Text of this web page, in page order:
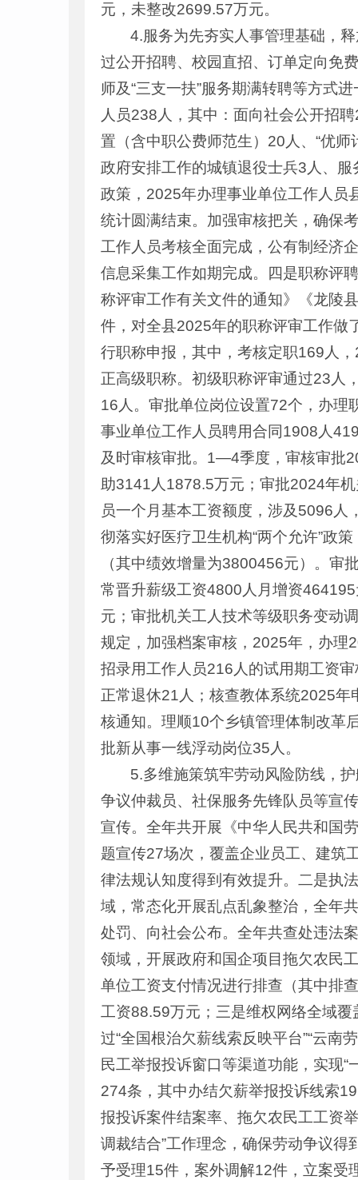
元，未整改2699.57万元。
4.服务为先夯实人事管理基础，
过公开招聘、校园直招、订单定向免
师及“三支一扶”服务期满转聘等方式
人员238人，其中：面向社会公开招
置（含中职公费师范生）20人、“优
政府安排工作的城镇退役士兵3人、
政策，2025年办理事业单位工作人员
统计圆满结束。加强审核把关，确保
工作人员考核全面完成，公有制经济
信息采集工作如期完成。四是职称评
称评审工作有关文件的通知》《龙陵
件，对全县2025年的职称评审工作做
行职称申报，其中，考核定职169人
正高级职称。初级职称评审通过23人
16人。审批单位岗位设置72个，办
事业单位工作人员聘用合同1908人
及时审核审批。1—4季度，审核审批
助3141人1878.5万元；审批2024年
员一个月基本工资额度，涉及5096
彻落实好医疗卫生机构“两个允许”政
（其中绩效增量为3800456元）。审
常晋升薪级工资4800人月增资
元；审批机关工人技术等级职务变动
规定，加强档案审核，2025年，办理
招录用工作人员216人的试用期工资
正常退休21人；核查教体系统2025
核通知。理顺10个乡镇管理体制改革
批新从事一线浮动岗位35人。
5.多维施策筑牢劳动风险防线，
争议仲裁员、社保服务先锋队员等宣
宣传。全年共开展《中华人民共和国
题宣传27场次，覆盖企业员工、建筑
律法规认知度得到有效提升。二是执
域，常态化开展乱点乱象整治，全年
处罚、向社会公布。全年共查处违法
领域，开展政府和国企项目拖欠农民
单位工资支付情况进行排查（其中排
工资88.59万元；三是维权网络全域
过“全国根治欠薪线索反映平台”“云南
民工举报投诉窗口等渠道功能，实现
274条，其中办结欠薪举报投诉线索
报投诉案件结案率、拖欠农民工工资
调裁结合”工作理念，确保劳动争议
予受理15件，案外调解12件，立案受